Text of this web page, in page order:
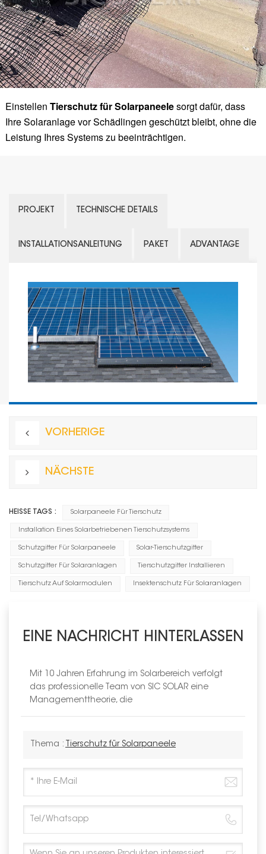
Einstellen Tierschutz für Solarpaneelesorgt dafür, dass
Ihre Solaranlage vor Schädlingen geschützt bleibt, ohne die
Leistung Ihres Systems zu beeinträchtigen.
PROJEKT TECHNISCHE DETAILS
INSTALLATIONSANLEITUNG PAKET ADVANTAGE
VORHERIGE
NÄCHSTE
HEISSE TAGS : Solarpaneele Für Tierschutz
Installation Eines Solarbetriebenen Tierschutzsystems
Schutzgitter Für Solarpaneele Solar-Tierschutzgitter
Schutzgitter Für Solaranlagen Tierschutzgitter Installieren
Tierschutz Auf Solarmodulen Insektenschutz Für Solaranlagen
EINE NACHRICHT HINTERLASSEN
Mit 10 Jahren Erfahrung im Solarbereich verfolgt
das professionelle Team von SIC SOLAR eine
Managementtheorie, die
Thema : Tierschutz für Solarpaneele